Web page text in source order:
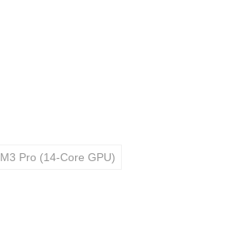
M3 Pro (14-Core GPU)